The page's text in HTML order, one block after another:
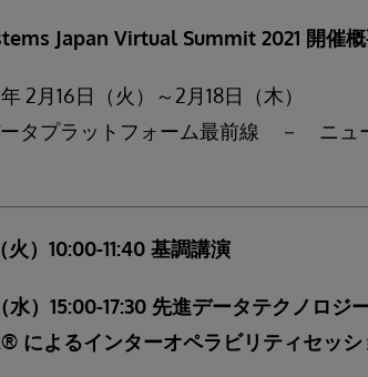
Japan Virtual Summit 2021 開催
2月16日（火）～2月18日（木）
タプラットフォーム最前線 － ニュ
火）10:00-11:40 基調講演
17（水）15:00-17:30 先進
によるインターオペラビリティセッシ